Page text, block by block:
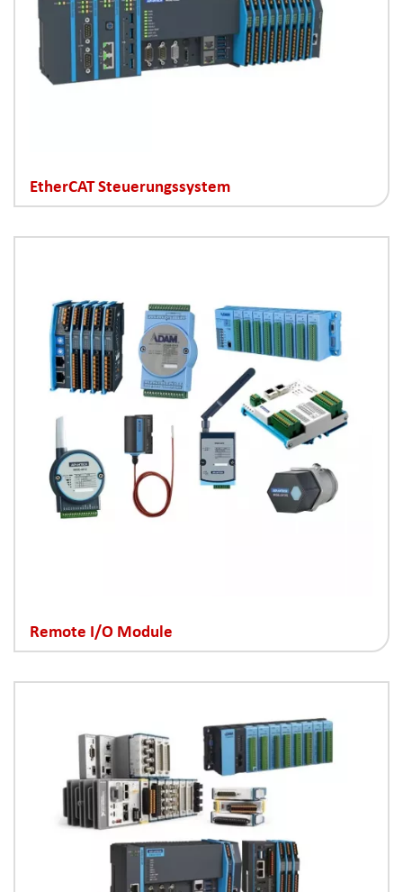
EtherCAT Steuerungssystem
Remote I/O Module